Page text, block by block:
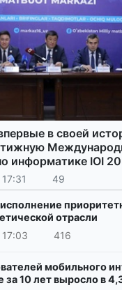
в своей
информатике IOI
49
отрасли
416
мобильного
за 10 лет выросло в